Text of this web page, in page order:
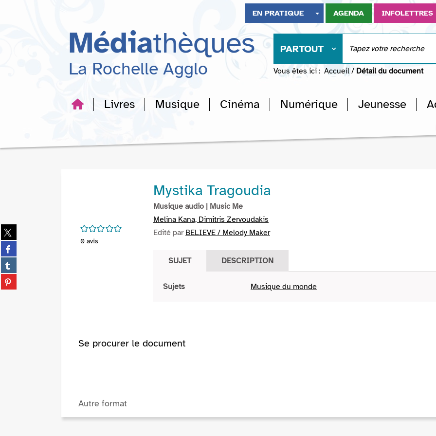
recherche
EN PRATIQUE AGENDA INFOLETTRES
Médiathèques
La Rochelle Agglo
PARTOUT
Vous êtes ici : Accueil / Détail du document
Livres Musique Cinéma Numérique Jeunesse
Partager
sur
twitter
(Nouvelle
fenêtre)
Partager
sur
facebook
(Nouvelle
fenêtre)
Partager
sur
tumblr
Partager
sur
/5
0 avis
Mystika Tragoudia
Musique audio | Music Me
Melina Kana, Dimitris Zervoudakis
Edité par BELIEVE / Melody Maker
SUJET DESCRIPTION
Sujets Musique du monde
Se procurer le document
Autre format